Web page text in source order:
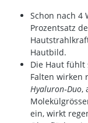
Schon nach 4
Prozentsatz
Hautbild.
Die Haut fühlt
Falten wirken
Hyaluron‑Duo,
ein, wirkt